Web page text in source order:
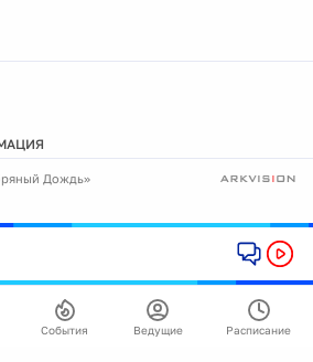
Дождь»
События Ведущие Расписание